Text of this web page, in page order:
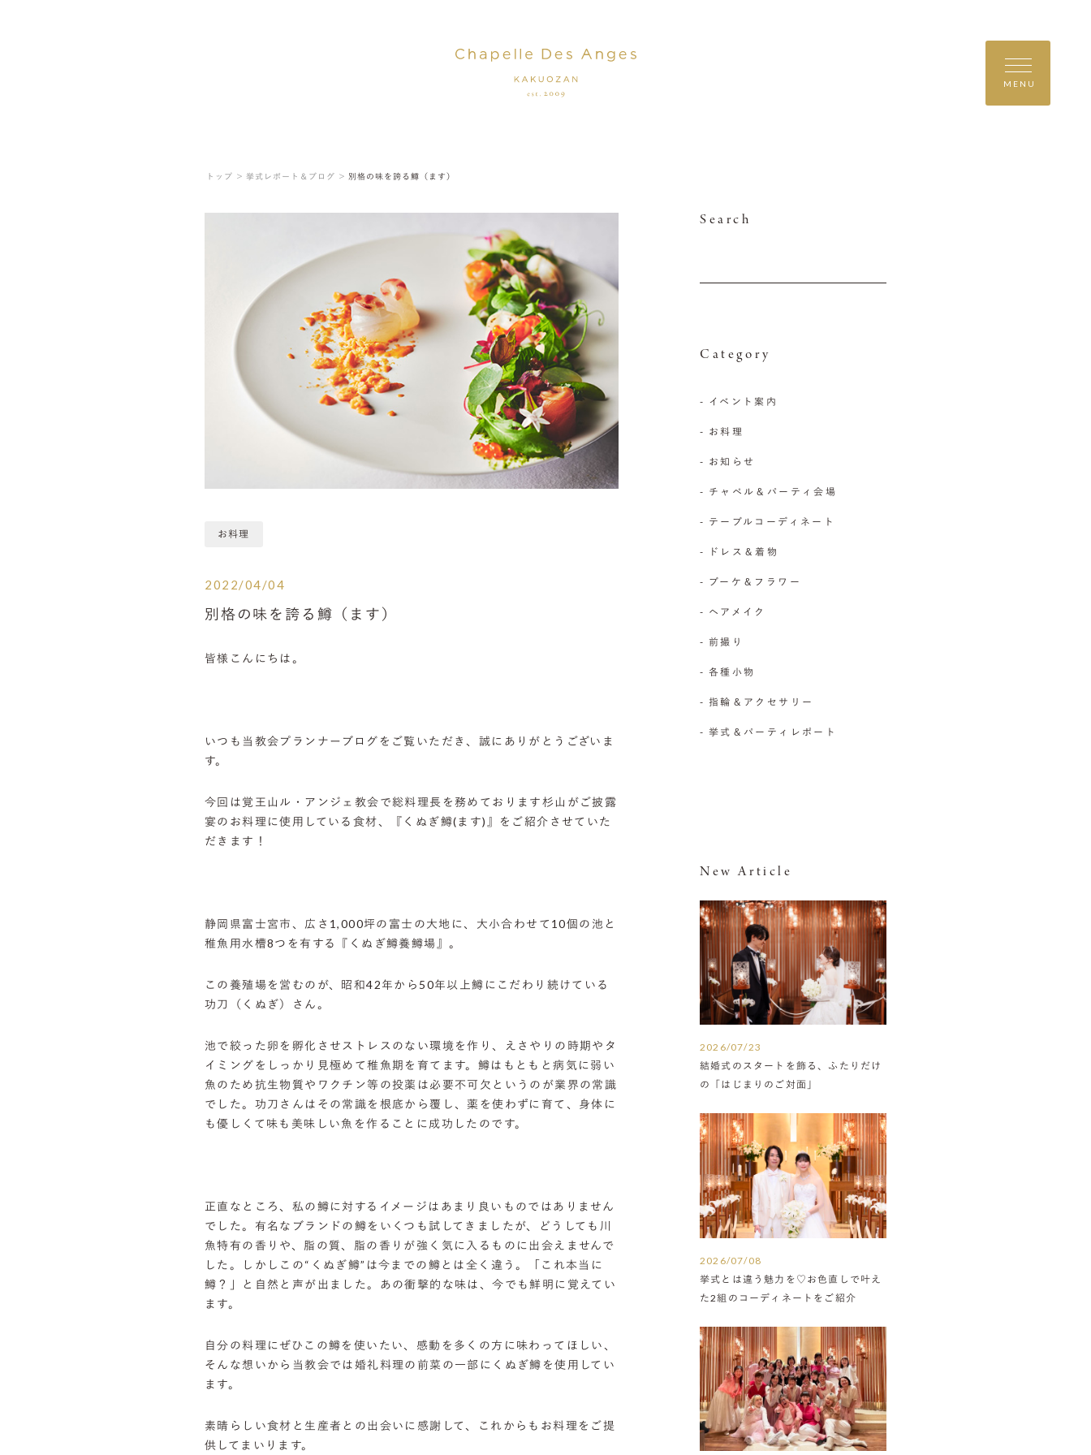
MENU
トップ ＞ 挙式レポート＆ブログ ＞ 別格の味を誇る鱒（ます）
お料理
2022/04/04
別格の味を誇る鱒（ます）
皆様こんにちは。
いつも当教会プランナーブログをご覧いただき、誠にありがとうございま
す。
今回は覚王山ル・アンジェ教会で総料理長を務めております杉山がご披露
宴のお料理に使用している食材、『くぬぎ鱒(ます)』をご紹介させていた
だきます！
静岡県富士宮市、広さ1,000坪の富士の大地に、大小合わせて10個の池と
稚魚用水槽8つを有する『くぬぎ鱒養鱒場』。
この養殖場を営むのが、昭和42年から50年以上鱒にこだわり続けている
功刀（くぬぎ）さん。
池で絞った卵を孵化させストレスのない環境を作り、えさやりの時期やタ
イミングをしっかり見極めて稚魚期を育てます。鱒はもともと病気に弱い
魚のため抗生物質やワクチン等の投薬は必要不可欠というのが業界の常識
でした。功刀さんはその常識を根底から覆し、薬を使わずに育て、身体に
も優しくて味も美味しい魚を作ることに成功したのです。
正直なところ、私の鱒に対するイメージはあまり良いものではありません
でした。有名なブランドの鱒をいくつも試してきましたが、どうしても川
魚特有の香りや、脂の質、脂の香りが強く気に入るものに出会えませんで
した。しかしこの“くぬぎ鱒”は今までの鱒とは全く違う。「これ本当に
鱒？」と自然と声が出ました。あの衝撃的な味は、今でも鮮明に覚えてい
ます。
自分の料理にぜひこの鱒を使いたい、感動を多くの方に味わってほしい、
そんな想いから当教会では婚礼料理の前菜の一部にくぬぎ鱒を使用してい
ます。
素晴らしい食材と生産者との出会いに感謝して、これからもお料理をご提
供してまいります。
Search
Category
- イベント案内
- お料理
- お知らせ
- チャペル＆パーティ会場
- テーブルコーディネート
- ドレス＆着物
- ブーケ＆フラワー
- ヘアメイク
- 前撮り
- 各種小物
- 指輪＆アクセサリー
- 挙式＆パーティレポート
New Article
2026/07/23
結婚式のスタートを飾る、ふたりだけ
の「はじまりのご対面」
2026/07/08
挙式とは違う魅力を♡お色直しで叶え
た2組のコーディネートをご紹介